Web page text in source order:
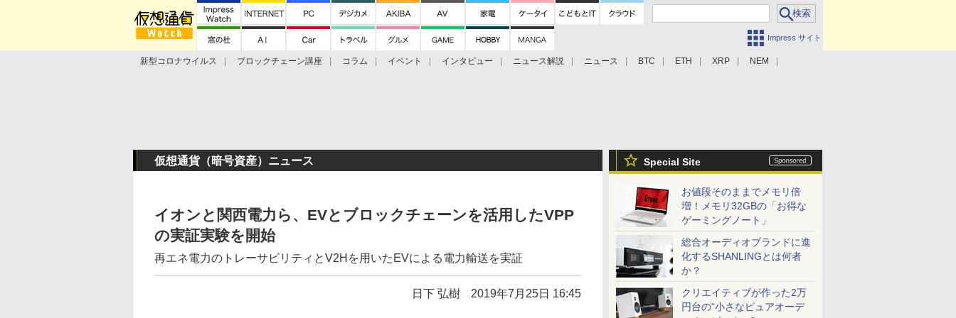
Impress サイト
新型コロナウイルス ブロックチェーン講座 コラム イベント インタビュー ニュース解説 ニュース BTC ETH XRP
NEM
Special Site
お値段そのままでメモリ倍
増！メモリ32GBの「お得な
ゲーミングノート」
総合オーディオブランドに進
化するSHANLINGとは何者
か？
クリエイティブが作った2万
円台の“小さなピュアオーデ
仮想通貨（暗号資産）ニュース
イオンと関西電力ら、EVとブロックチェーンを活用したVPP
の実証実験を開始
再エネ電力のトレーサビリティとV2Hを用いたEVによる電力輸送を実証
日下 弘樹 2019年7月25日 16:45